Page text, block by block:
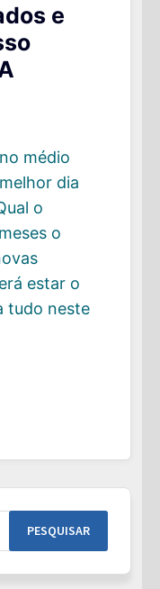
e
médio
dia
o
o
estar o
tudo neste